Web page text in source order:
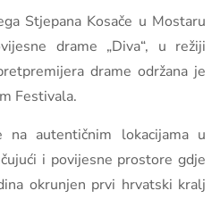
Stjepana Kosače u Mostaru
drame „Diva“, u režiji
drame održana je
Festivala.
na autentičnim lokacijama u
i povijesne prostore gdje
okrunjen prvi hrvatski kralj